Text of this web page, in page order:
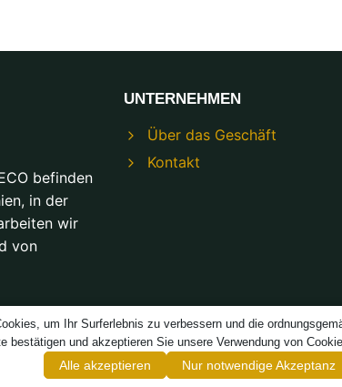
befinden
in der
wir
von
UNTERNEHMEN
Über das Geschäft
Kontakt
© 2026 Modeco Shop – Powered by
um Ihr Surferlebnis zu verbessern und die
bestätigen und akzeptieren Sie unsere Verwendung von
Alle akzeptieren Nur notwendige Akzeptanz